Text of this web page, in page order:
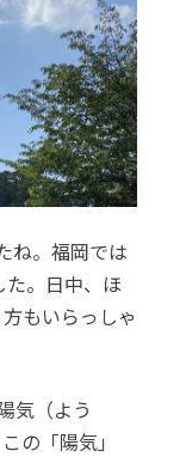
ね。福岡では
。日中、ほ
もいらっしゃ
気（よう
の「陽気」